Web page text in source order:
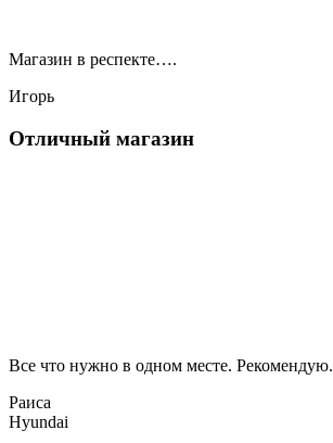
Магазин в респекте….
Игорь
Отличный магазин
Все что нужно в одном месте. Рекомендую.
Раиса
Hyundai